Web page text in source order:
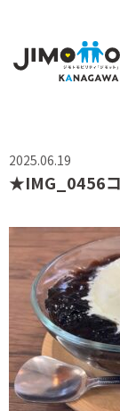
2025.06.19
★IMG_0456